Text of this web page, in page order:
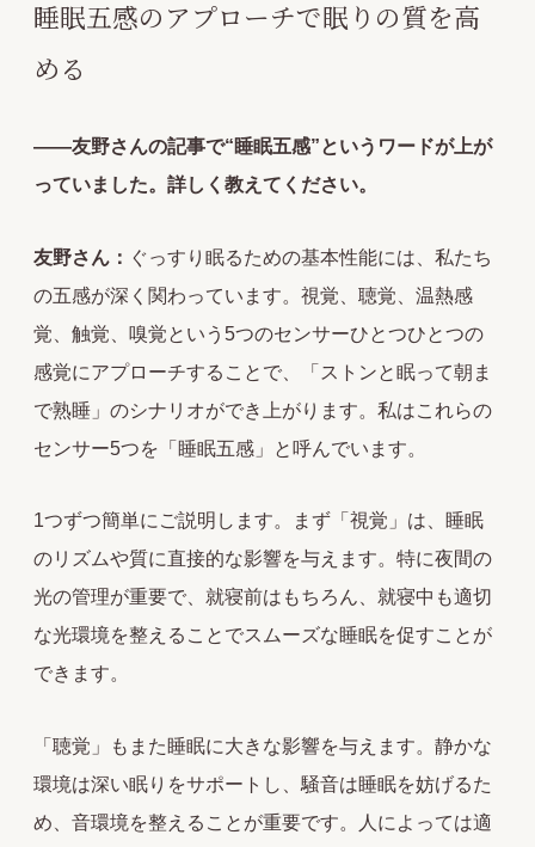
睡眠五感のアプローチで眠りの質を高
める
――友野さんの記事で“睡眠五感”というワードが上が
っていました。詳しく教えてください。
友野さん： ぐっすり眠るための基本性能には、私たち
の五感が深く関わっています。視覚、聴覚、温熱感
覚、触覚、嗅覚という5つのセンサーひとつひとつの
感覚にアプローチすることで、「ストンと眠って朝ま
で熟睡」のシナリオができ上がります。私はこれらの
センサー5つを「睡眠五感」と呼んでいます。
1つずつ簡単にご説明します。まず「視覚」は、睡眠
のリズムや質に直接的な影響を与えます。特に夜間の
光の管理が重要で、就寝前はもちろん、就寝中も適切
な光環境を整えることでスムーズな睡眠を促すことが
できます。
「聴覚」もまた睡眠に大きな影響を与えます。静かな
環境は深い眠りをサポートし、騒音は睡眠を妨げるた
め、音環境を整えることが重要です。人によっては適